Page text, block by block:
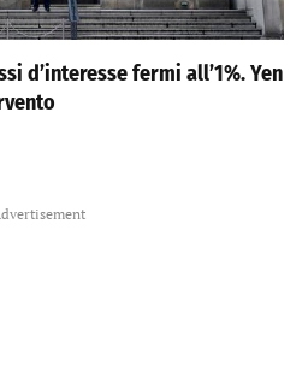
d’interesse fermi all’1%. Yen